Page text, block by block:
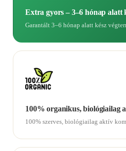
Extra gyors – 3–6 hónap alatt
Garantált 3–6 hónap alatt kész
100% organikus, biológiailag
100% szerves, biológiailag aktív